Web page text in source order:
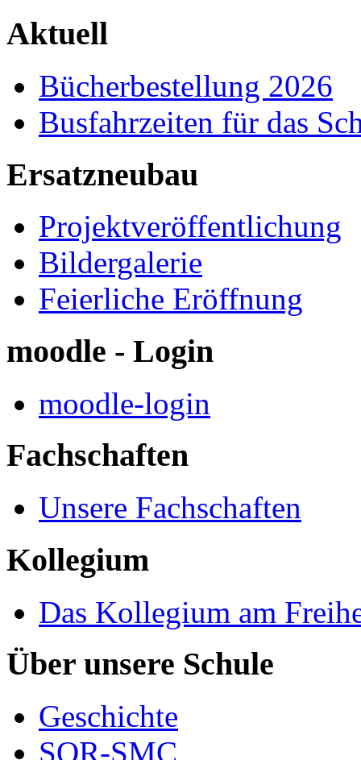
Aktuell
Bücherbestellung 2026
Busfahrzeiten für das
Ersatzneubau
Projektveröffentlichung
Bildergalerie
Feierliche Eröffnung
moodle - Login
moodle-login
Fachschaften
Unsere Fachschaften
Kollegium
Das Kollegium am
Über unsere Schule
Geschichte
SOR-SMC